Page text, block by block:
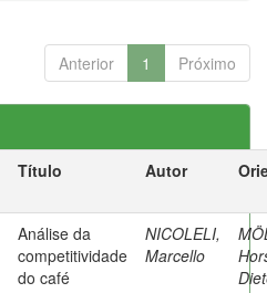
Anterior 1 Próximo
Título Autor
Análise da
competitividade
do café
NICOLELI,
Marcello